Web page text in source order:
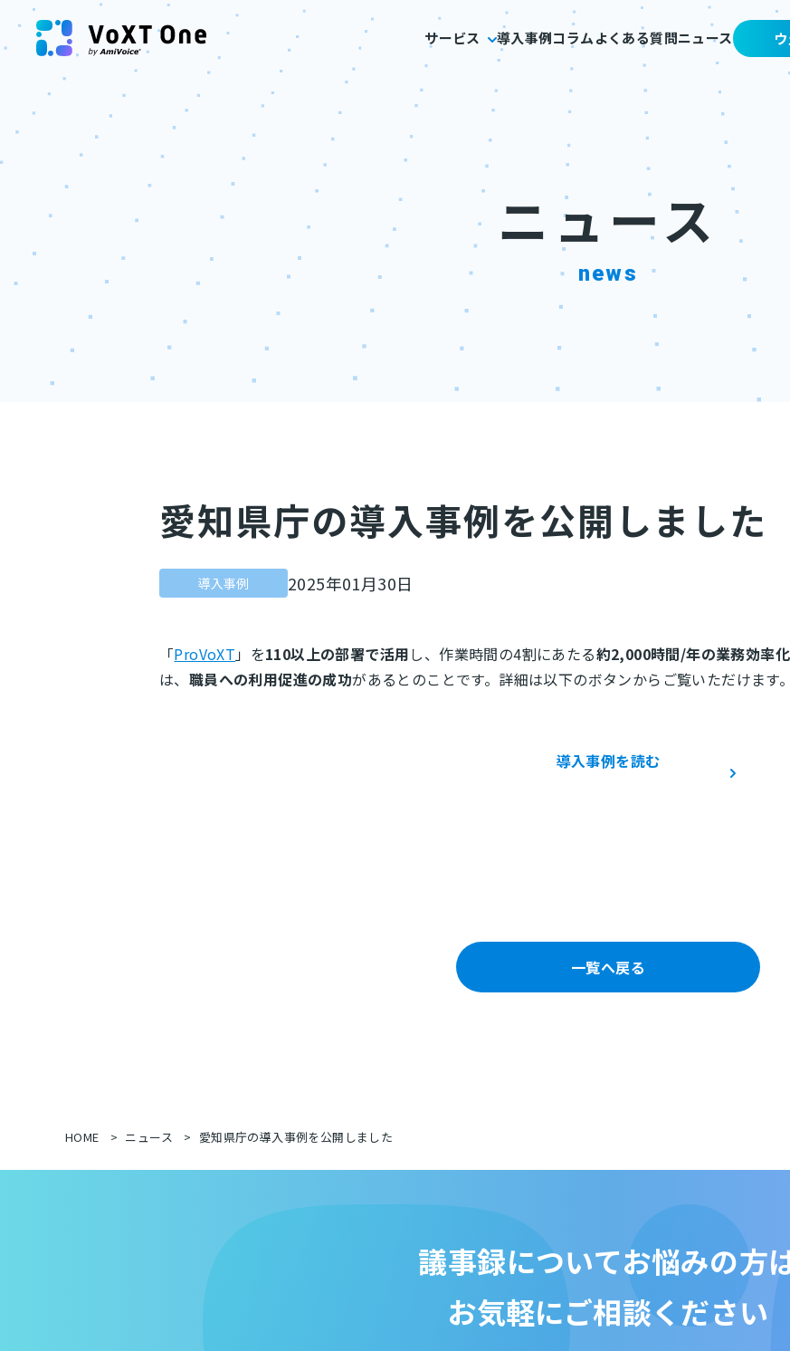
サービス 導入事例コラムよくある質問ニュース
ニュース
news
愛知県庁の導入事例を公開しました
導入事例 2025年01月30日
「ProVoXT」を110以上の部署で活用し、作業時間の4割にあたる約2,000時間/年の業務効率化
は、 職員への利用促進の成功があるとのことです。詳細は以下のボタンからご覧いただけます。
導入事例を読む
一覧へ戻る
HOME ニュース 愛知県庁の導入事例を公開しました
議事録についてお悩みの方
お気軽にご相談ください